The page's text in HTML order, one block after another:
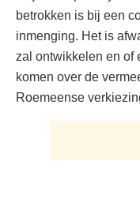
betrokken is bij een
inmenging. Het is
zal ontwikkelen en of
komen over de
Roemeense